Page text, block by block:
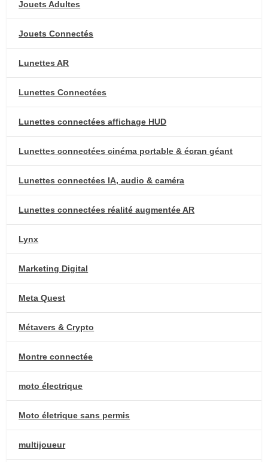
Jouets Adultes
Jouets Connectés
Lunettes AR
Lunettes Connectées
Lunettes connectées affichage HUD
Lunettes connectées cinéma portable & écran géant
Lunettes connectées IA, audio & caméra
Lunettes connectées réalité augmentée AR
Lynx
Marketing Digital
Meta Quest
Métavers & Crypto
Montre connectée
moto électrique
Moto életrique sans permis
multijoueur